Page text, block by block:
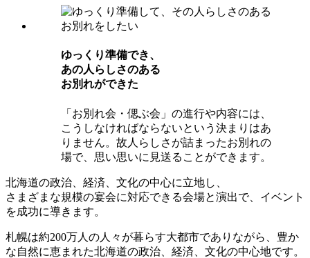
ゆっくり準備でき、
あの⼈らしさのある
お別れができた
「お別れ会・偲ぶ会」の進行や内容には、
こうしなければならないという決まりはあ
りません。故人らしさが詰まったお別れの
場で、思い思いに見送ることができます。
北海道の政治、経済、文化の中心に立地し、
さまざまな規模の宴会に対応できる会場と演出で、イベント
を成功に導きます。
札幌は約200万人の人々が暮らす大都市でありながら、豊か
な自然に恵まれた北海道の政治、経済、文化の中心地です。